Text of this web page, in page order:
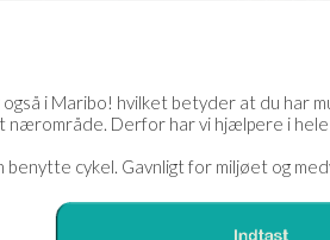
i Maribo! hvilket betyder at du har
Derfor har vi hjælpere i hele
cykel. Gavnligt for miljøet og